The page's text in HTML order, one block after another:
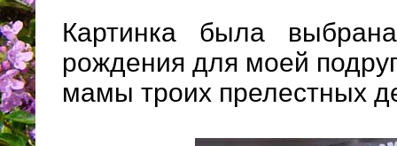
Картинка была
рождения для моей
мамы троих прелестных